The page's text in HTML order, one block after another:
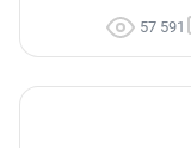
57 591